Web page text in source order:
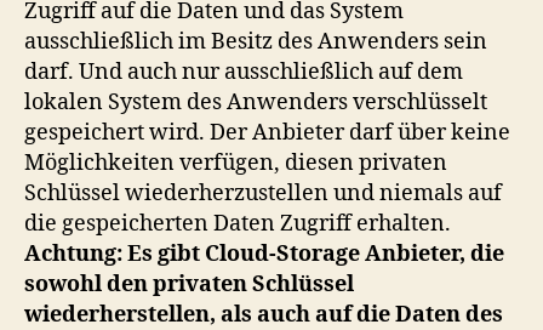
Zugriff auf die Daten und das System
ausschließlich im Besitz des Anwenders sein
darf. Und auch nur ausschließlich auf dem
lokalen System des Anwenders verschlüsselt
gespeichert wird. Der Anbieter darf über keine
Möglichkeiten verfügen, diesen privaten
Schlüssel wiederherzustellen und niemals auf
die gespeicherten Daten Zugriff erhalten.
Achtung: Es gibt Cloud-Storage Anbieter, die
sowohl den privaten Schlüssel
wiederherstellen, als auch auf die Daten des